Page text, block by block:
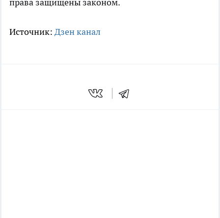
Источник: Дзен канал